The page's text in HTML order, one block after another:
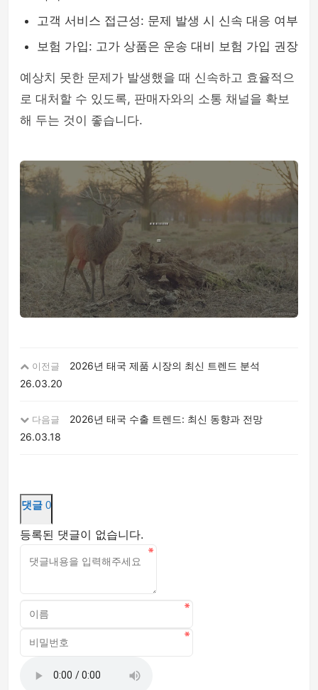
고객 서비스 접근성: 문제 발생 시 신속 대응 여부
보험 가입: 고가 상품은 운송 대비 보험 가입 권장
예상치 못한 문제가 발생했을 때 신속하고 효율적으
로 대처할 수 있도록, 판매자와의 소통 채널을 확보
해 두는 것이 좋습니다.
이전글
2026년 태국 제품 시장의 최신 트렌드 분석
26.03.20
다음글
2026년 태국 수출 트렌드: 최신 동향과 전망
26.03.18
댓글 0
등록된 댓글이 없습니다.